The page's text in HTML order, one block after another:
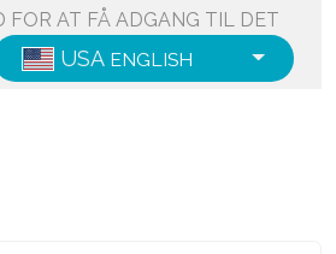
AT FÅ ADGANG TIL DET
USAENGLISH